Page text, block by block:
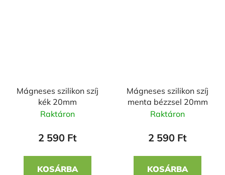
Mágneses szilikon szíj
kék 20mm
Raktáron
2 590 Ft
KOSÁRBA
Mágneses szilikon szíj
menta bézzsel 20mm
Raktáron
2 590 Ft
KOSÁRBA